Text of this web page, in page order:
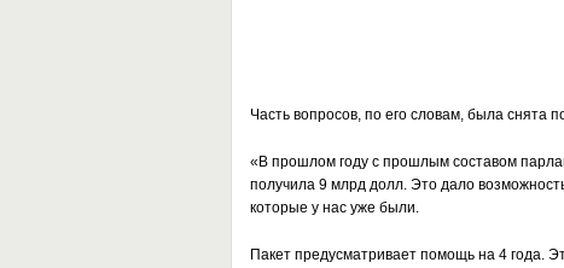
Часть вопросов, по его словам, была снята
«В прошлом году с прошлым составом
получила 9 млрд долл. Это дало
которые у нас уже были.
Пакет предусматривает помощь на 4 года.